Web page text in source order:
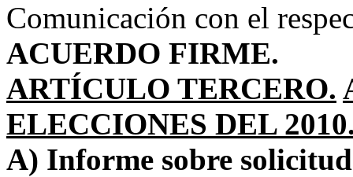
Comunicación con el
ACUERDO FIRME.
ARTÍCULO TERCERO.
ELECCIONES DEL
A) Informe sobre